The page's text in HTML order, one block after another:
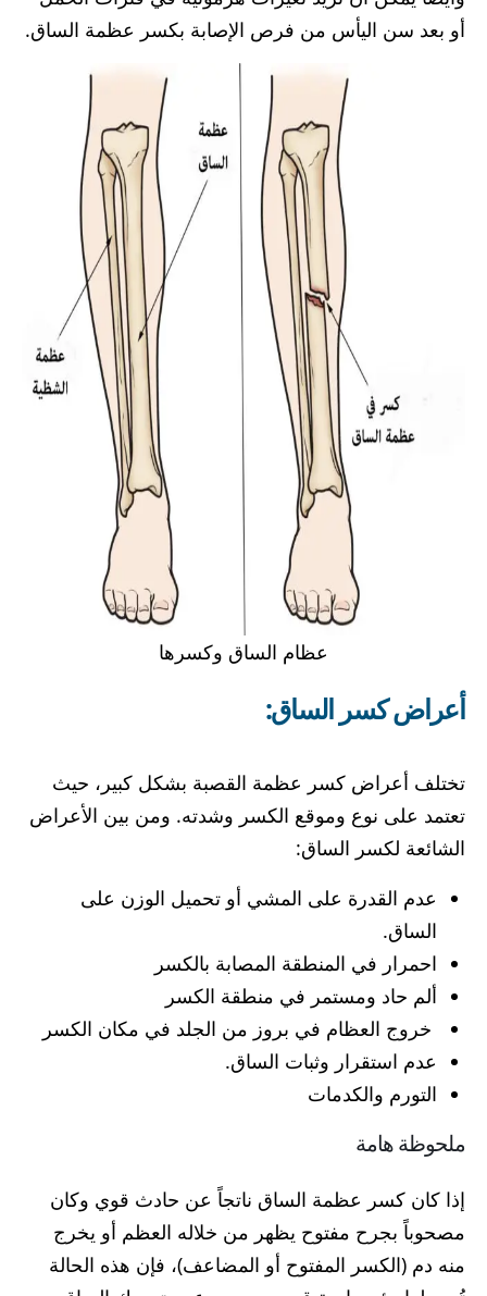
أو بعد سن اليأس من فرص الإصابة بكسر عظمة الساق.
عظام الساق وكسرها
أعراض كسر الساق:
تختلف أعراض كسر عظمة القصبة بشكل كبير، حيث
تعتمد على نوع وموقع الكسر وشدته. ومن بين الأعراض
الشائعة لكسر الساق:
عدم القدرة على المشي أو تحميل الوزن على
الساق.
احمرار في المنطقة المصابة بالكسر
ألم حاد ومستمر في منطقة الكسر
خروج العظام في بروز من الجلد في مكان الكسر
عدم استقرار وثبات الساق.
التورم والكدمات
ملحوظة هامة
إذا كان كسر عظمة الساق ناتجاً عن حادث قوي وكان
مصحوباً بجرح مفتوح يظهر من خلاله العظم أو يخرج
منه دم (الكسر المفتوح أو المضاعف)، فإن هذه الحالة